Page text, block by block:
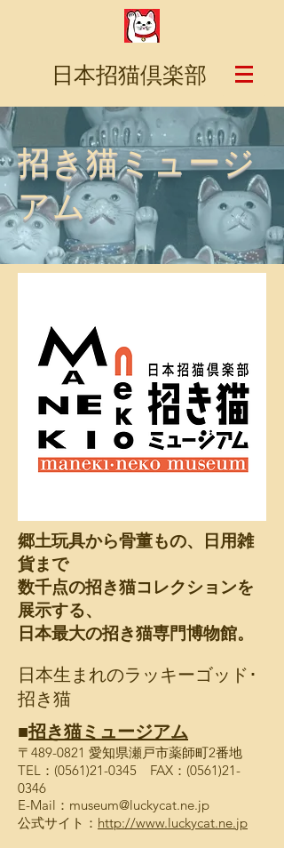
日本招猫倶楽部
招き猫ミュージ
アム
郷土玩具から骨董もの、日用雑
貨まで
数千点の招き猫コレクションを
展示する、
日本最大の招き猫専門博物館。
日本生まれのラッキーゴッド･
招き猫
■招き猫ミュージアム
〒489-0821 愛知県瀬戸市薬師町2番地
TEL：(0561)21-0345 FAX：(0561)21-
0346
E-Mail： museum@luckycat.ne.jp
公式サイト： http://www.luckycat.ne.jp